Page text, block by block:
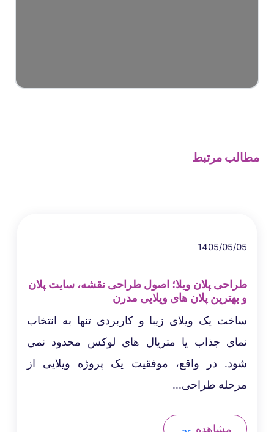
مطالب مرتبط
1405/05/05
طراحی پلان ویلا؛ اصول طراحی نقشه، سایت پلان
و بهترین پلان های ویلایی مدرن
ساخت یک ویلای زیبا و کاربردی تنها به انتخاب
نمای جذاب یا متریال های لوکس محدود نمی
شود. در واقع، موفقیت یک پروژه ویلایی از
مرحله طراحی...
مشاهده